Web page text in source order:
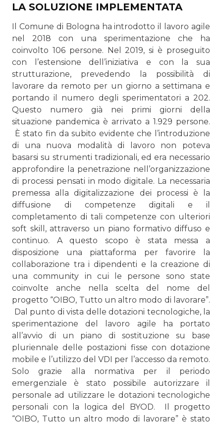
LA SOLUZIONE IMPLEMENTATA
Il Comune di Bologna ha introdotto il lavoro agile
nel 2018 con una sperimentazione che ha
coinvolto 106 persone. Nel 2019, si è proseguito
con l’estensione dell’iniziativa e con la sua
strutturazione, prevedendo la possibilità di
lavorare da remoto per un giorno a settimana e
portando il numero degli sperimentatori a 202.
Questo numero già nei primi giorni della
situazione pandemica è arrivato a 1.929 persone.
È stato fin da subito evidente che l’introduzione
di una nuova modalità di lavoro non poteva
basarsi su strumenti tradizionali, ed era necessario
approfondire la penetrazione nell’organizzazione
di processi pensati in modo digitale. La necessaria
premessa alla digitalizzazione dei processi è la
diffusione di competenze digitali e il
completamento di tali competenze con ulteriori
soft skill, attraverso un piano formativo diffuso e
continuo. A questo scopo è stata messa a
disposizione una piattaforma per favorire la
collaborazione tra i dipendenti e la creazione di
una community in cui le persone sono state
coinvolte anche nella scelta del nome del
progetto “OIBO, Tutto un altro modo di lavorare”.
Dal punto di vista delle dotazioni tecnologiche, la
sperimen­tazione del lavoro agile ha portato
all’avvio di un piano di sostituzione su base
pluriennale delle postazioni fisse con dotazione
mobile e l’utilizzo del VDI per l’accesso da remoto.
Solo grazie alla normativa per il periodo
emergenziale è sta­to possibile autorizzare il
personale ad utilizzare le dotazioni tecnologiche
personali con la logica del BYOD. Il progetto
“OIBO, Tutto un altro modo di lavorare” è stato